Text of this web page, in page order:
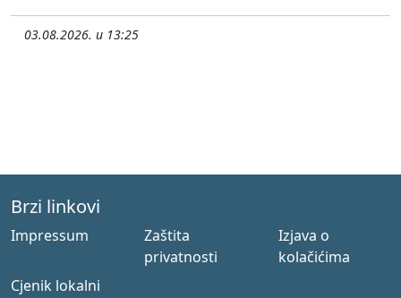
03.08.2026. u 13:25
Brzi linkovi
Impressum
Zaštita
privatnosti
Izjava o
kolačićima
Cjenik lokalni